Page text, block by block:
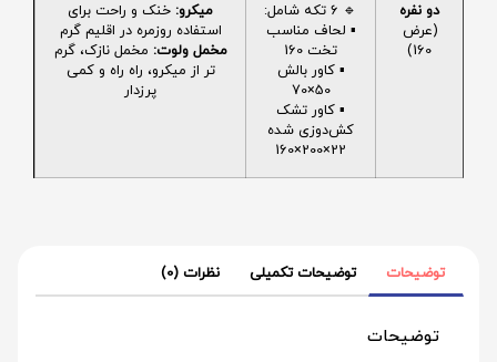
دو نفره
(عرض
160)
🔹 6 تکه شامل:
▪️ لحاف مناسب
تخت 160
▪️ کاور بالش
50×70
▪️ کاور تشک
کش‌دوزی شده
22×200×160
میکرو: خنک و راحت برای
استفاده روزمره در اقلیم گرم
مخمل ولوت: مخمل نازک، گرم
تر از میکرو، راه راه و کمی
پرزدار
توضیحات توضیحات تکمیلی نظرات (0)
توضیحات